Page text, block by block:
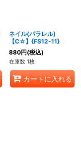
ネイル(パラレル)
【C☆】{FS12-11}
880円(税込)
在庫数 1枚
カートに入れる